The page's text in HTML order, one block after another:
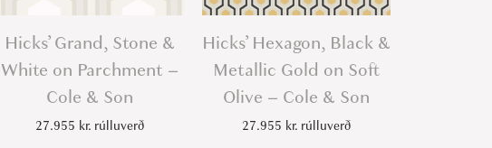
Hicks’ Grand, Stone &
White on Parchment –
Cole & Son
27.955 kr. rúlluverð
Hicks’ Hexagon, Black &
Metallic Gold on Soft
Olive – Cole & Son
27.955 kr. rúlluverð